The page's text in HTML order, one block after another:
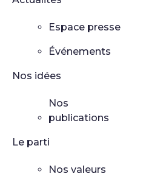
Espace presse
Événements
Nos idées
Nos
publications
Le parti
Nos valeurs